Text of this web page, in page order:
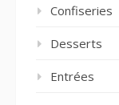
Confiseries
Desserts
Entrées